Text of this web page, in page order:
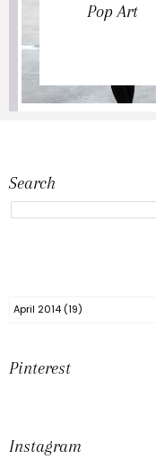
Pop Art
Search
Pinterest
Instagram